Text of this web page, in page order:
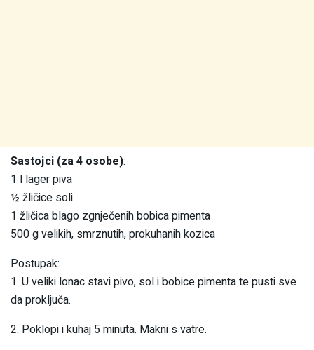
Sastojci (za 4 osobe):
1 l lager piva
½ žličice soli
1 žličica blago zgnječenih bobica pimenta
500 g velikih, smrznutih, prokuhanih kozica
Postupak:
1. U veliki lonac stavi pivo, sol i bobice pimenta te pusti sve
da proključa.
2. Poklopi i kuhaj 5 minuta. Makni s vatre.